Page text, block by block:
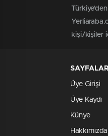
kişi/kişiler
SAYFALAR
Üye Girişi
Üye Kaydı
Künye
Hakkımızda